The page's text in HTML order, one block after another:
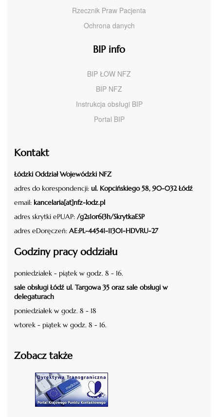
Rzecznik Praw Pacjenta
Ochrona danych
BIP info
BIP ŁOW NFZ
BIP NFZ
Instrukcja obsługi BIP
Portal BIP
Kontakt
Łódzki Oddział Wojewódzki NFZ
adres do korespondencji: ul. Kopcińskiego 58, 90-032 Łódź
email: kancelaria[at]nfz-lodz.pl
adres skrytki ePUAP: /g2s1or6i3h/SkrytkaESP
adres eDoręczeń: AE:PL-44541-11301-HDVRU-27
Godziny pracy oddziału
poniedziałek - piątek w godz. 8 - 16.
sale obsługi Łódź ul. Targowa 35 oraz sale obsługi w
delegaturach
poniedziałek w godz. 8 - 18
wtorek - piątek w godz. 8 - 16.
Zobacz także
czytaj więcej